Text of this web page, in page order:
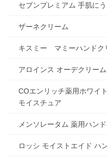
セブンプレミアム 手肌に
ザーネクリーム
キスミー マミーハンドク
アロインス オーデクリー
COエンリッチ薬用ホワイ
モイスチュア
メンソレータム 薬用ハン
ロッシ モイストエイド ハ